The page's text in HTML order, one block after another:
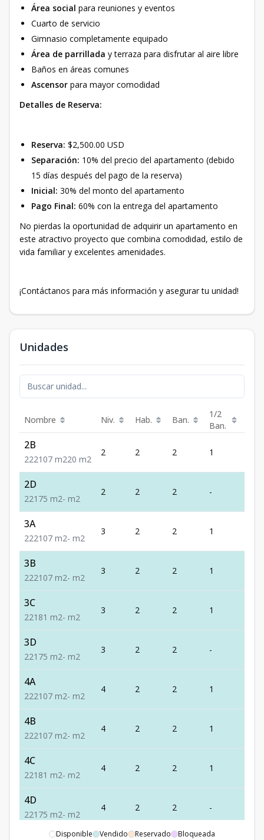
Área social para reuniones y eventos
Cuarto de servicio
Gimnasio completamente equipado
Área de parrillada y terraza para disfrutar al aire libre
Baños en áreas comunes
Ascensor para mayor comodidad
Detalles de Reserva:
Reserva: $2,500.00 USD
Separación: 10% del precio del apartamento (debido
15 días después del pago de la reserva)
Inicial: 30% del monto del apartamento
Pago Final: 60% con la entrega del apartamento
No pierdas la oportunidad de adquirir un apartamento en
este atractivo proyecto que combina comodidad, estilo de
vida familiar y excelentes amenidades.
¡Contáctanos para más información y asegurar tu unidad!
Unidades
Nombre Niv. Hab. Ban.
1/2
Ban.
2B
222107 m220 m2
2 2 2 1
2D
221 75 m2- m2
2 2 2 -
3A
222107 m2- m2
3 2 2 1
3B
222107 m2- m2
3 2 2 1
3C
221 81 m2- m2
3 2 2 1
3D
221 75 m2- m2
3 2 2 -
4A
222107 m2- m2
4 2 2 1
4B
222107 m2- m2
4 2 2 1
4C
221 81 m2- m2
4 2 2 1
4D
221 75 m2- m2
4 2 2 -
Disponible Vendido Reservado Bloqueada